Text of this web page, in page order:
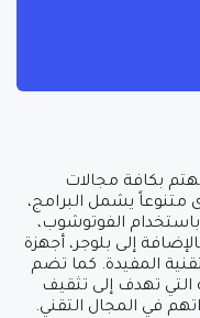
بكافة مجالات
متنوعاً يشمل البرامج،
باستخدام الفوتوشوب،
إلى بلوجر، أجهزة
المفيدة. كما تضم
تهدف إلى تثقيف
في المجال التقني.